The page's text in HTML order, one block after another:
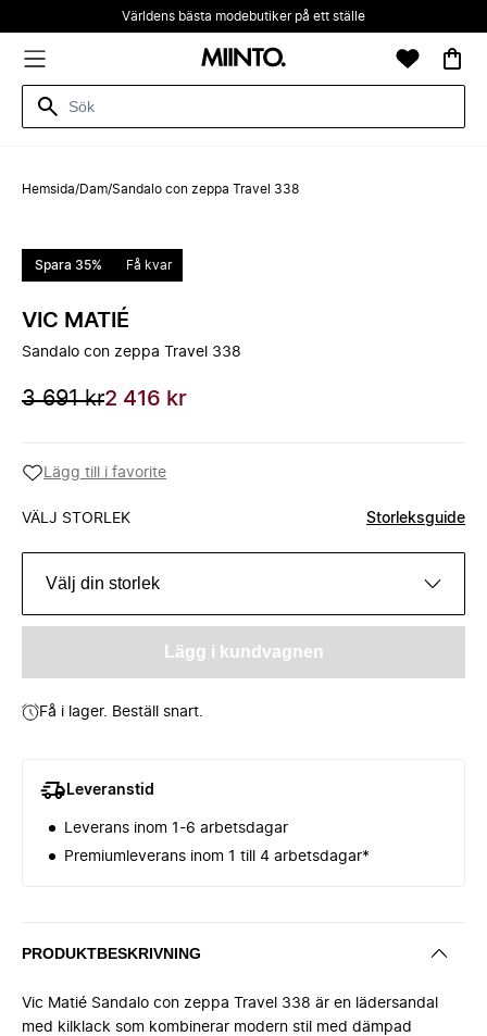
Världens bästa modebutiker på ett ställe
Hemsida/Dam/Sandalo con zeppa Travel 338
Spara 35% Få kvar
VIC MATIÉ
Sandalo con zeppa Travel 338
3 691 kr2 416 kr
Lägg till i favorite
VÄLJ STORLEK Storleksguide
Välj din storlek
Lägg i kundvagnen
Få i lager. Beställ snart.
Leveranstid
Leverans inom 1-6 arbetsdagar
Premiumleverans inom 1 till 4 arbetsdagar*
PRODUKTBESKRIVNING
Vic Matié Sandalo con zeppa Travel 338 är en lädersandal
med kilklack som kombinerar modern stil med dämpad